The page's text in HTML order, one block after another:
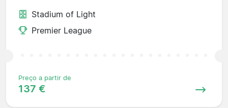
Stadium of Light
Premier League
Preço a partir de
137 €